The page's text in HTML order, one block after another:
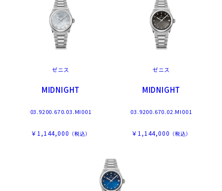
ゼニス
MIDNIGHT
03.9200.670.03.MI001
￥1,144,000 （税込）
ゼニス
MIDNIGHT
03.9200.670.02.MI001
￥1,144,000 （税込）